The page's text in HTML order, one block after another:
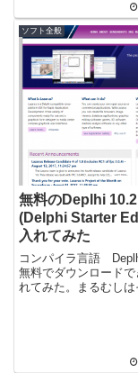
内のＷｉＦｉネットワ
に接続して...
ソフト全般
無料のDeplhi
(Delphi Starter
入れてみた
コンパイラ言語
無料でダウンロードで
れてみた。まるむしは